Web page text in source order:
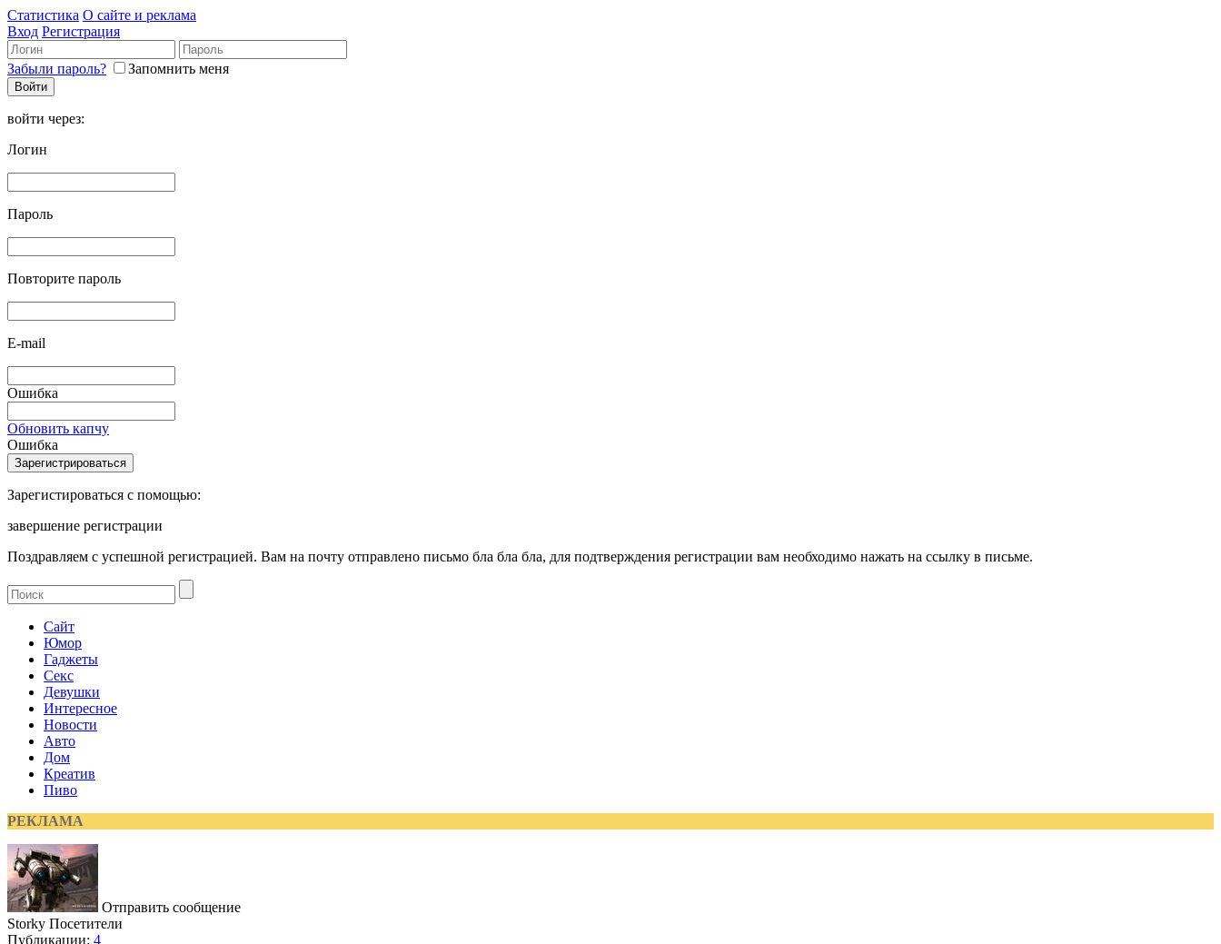
Статистика О сайте и реклама
Вход Регистрация
Забыли пароль? Запомнить меня
войти через:
Логин
Пароль
Повторите пароль
E-mail
Ошибка
Обновить капчу
Ошибка
Зарегистироваться с помощью:
завершение регистрации
Поздравляем с успешной регистрацией. Вам на почту отправлено письмо бла бла бла, для подтверждения регистрации вам необходимо нажать на ссылку в письме.
Сайт
Юмор
Гаджеты
Секс
Девушки
Интересное
Новости
Авто
Дом
Креатив
Пиво
РЕКЛАМА
Отправить сообщение
Storky Посетители
Публикации: 4